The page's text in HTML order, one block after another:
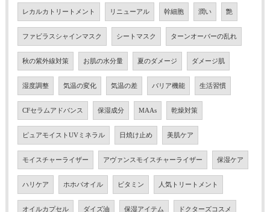
レカルカトリートメント リニューアル 幹細胞 潤い 艶
ファビラスシャインマスク シートマスク ターンオーバーの乱れ
秋の紫外線対策 お肌の水分量 夏のダメージ ダメージ肌
湿度調整 気温の変化 気温の差 バリア機能 生活習慣
CFセラムアドバンス 保湿成分 MAAs 乾燥対策
ピュアモイストUVミネラル 日焼け止め 美肌ケア
モイスチャーライザー アヴァンスモイスチャーライザー 保湿ケア
ハリケア ホホバオイル ビタミン 人気トリートメント
オイルカプセル ダイズ油 保湿アイテム ドクターズコスメ